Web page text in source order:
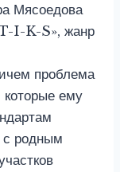
Мясоедова
I-K-S», жанр
проблема
которые ему
с родным